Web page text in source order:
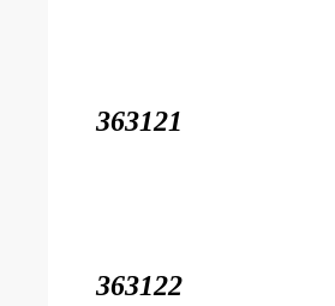
363121
363122